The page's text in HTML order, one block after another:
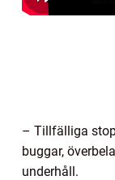
– Tillfälliga
buggar,
underhåll.